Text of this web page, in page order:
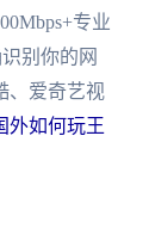
专业
别你的网
、爱奇艺视
外如何玩王